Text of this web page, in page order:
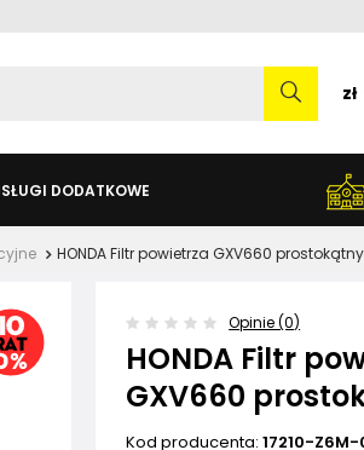
zł
DODATKOWE
HONDA Filtr powietrza GXV660 prostokątny
Opinie (0)
HONDA Filtr
GXV660
Kod producenta:17210-Z6M-